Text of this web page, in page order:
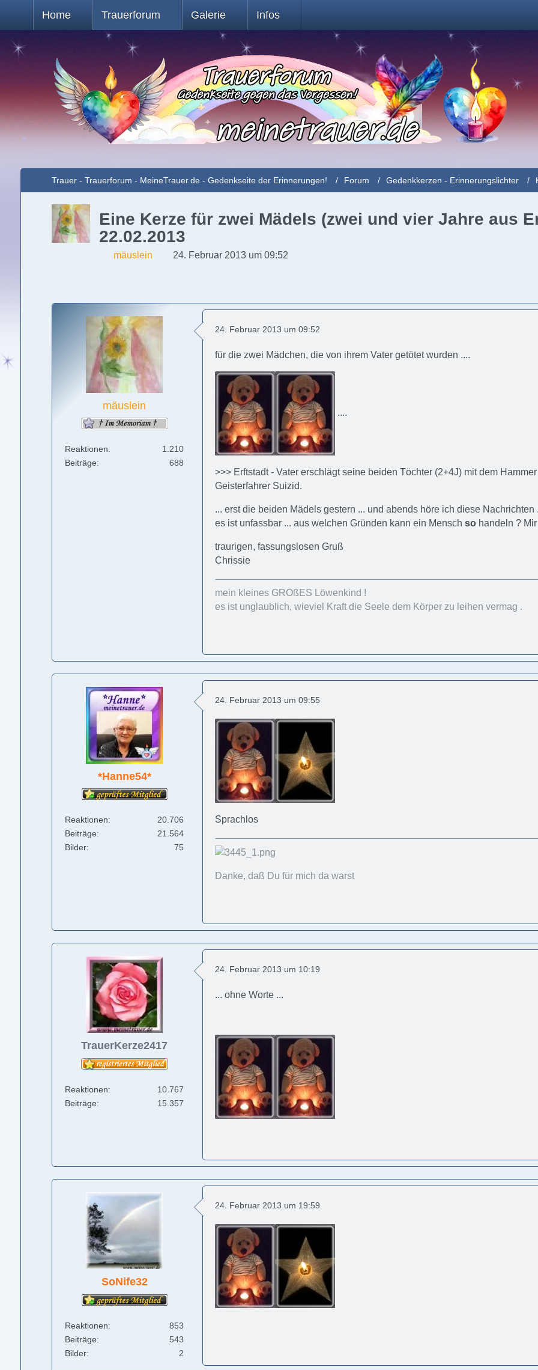
Home Trauerforum Galerie Infos
Trauer - Trauerforum - MeineTrauer.de - Gedenkseite der Erinnerungen! Forum Gedenkkerzen - Erinnerungslichter
Eine Kerze für zwei Mädels (zwei und vier Jahre aus
22.02.2013
mäuslein 24. Februar 2013 um 09:52
mäuslein
Reaktionen
1.210
Beiträge
688
24. Februar 2013 um 09:52
für die zwei Mädchen, die von ihrem Vater getötet wurden ....
....
>>> Erftstadt - Vater erschlägt seine beiden Töchter (2+4J) mit dem
Geisterfahrer Suizid.
... erst die beiden Mädels gestern ... und abends höre ich diese Nachrichten
es ist unfassbar ... aus welchen Gründen kann ein Menschso handeln ?
traurigen, fassungslosen Gruß
Chrissie
mein kleines GROßES Löwenkind !
es ist unglaublich, wieviel Kraft die Seele dem Körper zu leihen vermag .
*Hanne54*
Reaktionen
20.706
Beiträge
21.564
Bilder
75
24. Februar 2013 um 09:55
Sprachlos
Danke, daß Du für mich da warst
TrauerKerze2417
Reaktionen
10.767
Beiträge
15.357
24. Februar 2013 um 10:19
... ohne Worte ...
SoNife32
Reaktionen
853
Beiträge
543
Bilder
2
24. Februar 2013 um 19:59